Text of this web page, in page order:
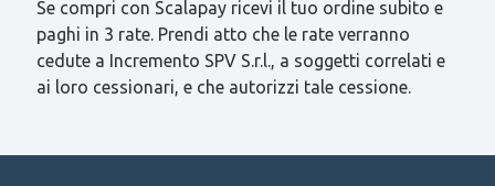
Se compri con Scalapay ricevi il tuo ordine subito e
paghi in 3 rate. Prendi atto che le rate verranno
cedute a Incremento SPV S.r.l., a soggetti correlati e
ai loro cessionari, e che autorizzi tale cessione.